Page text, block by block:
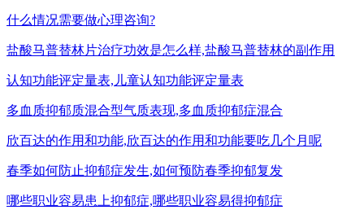
什么情况需要做心理咨询?
盐酸马普替林片治疗功效是怎么样,盐酸马普替林的副作用
认知功能评定量表,儿童认知功能评定量表
多血质抑郁质混合型气质表现,多血质抑郁症混合
欣百达的作用和功能,欣百达的作用和功能要吃几个月呢
春季如何防止抑郁症发生,如何预防春季抑郁复发
哪些职业容易患上抑郁症,哪些职业容易得抑郁症